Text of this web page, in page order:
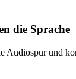
die Sprache
Audiospur und